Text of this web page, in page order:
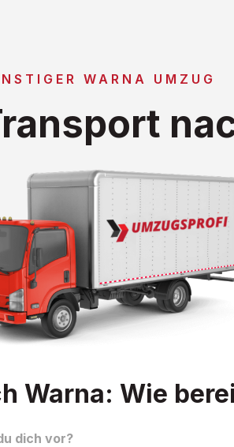
WARNA UMZUG
Warna: Wie
dich vor?